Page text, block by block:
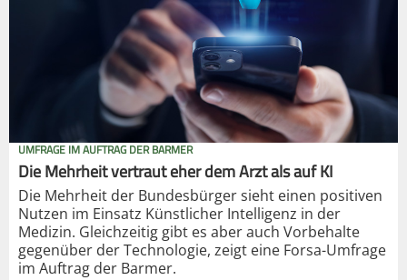
UMFRAGE IM AUFTRAG DER BARMER
Die Mehrheit vertraut eher dem Arzt als auf KI
Die Mehrheit der Bundesbürger sieht einen positiven
Nutzen im Einsatz Künstlicher Intelligenz in der
Medizin. Gleichzeitig gibt es aber auch Vorbehalte
gegenüber der Technologie, zeigt eine Forsa-Umfrage
im Auftrag der Barmer.